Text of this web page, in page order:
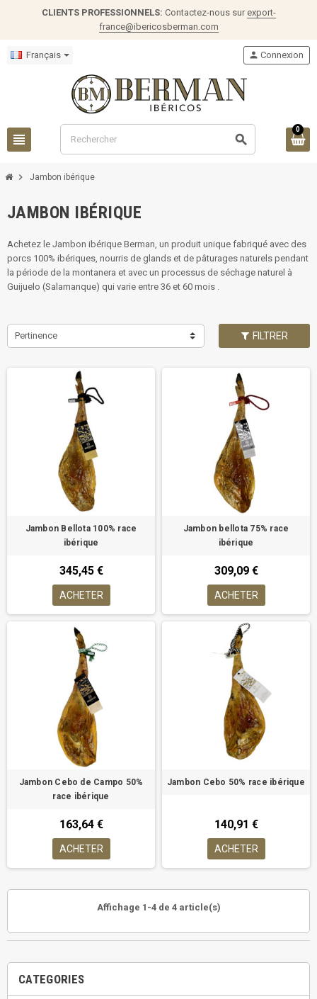
CLIENTS PROFESSIONNELS: Contactez-nous sur export-
france@ibericosberman.com
Français
view_headline search
person Connexion
0
chevron_right Jambon ibérique
CATEGORIES
JAMBON IBÉRIQUE
Achetez le Jambon ibérique Berman, un produit unique fabriqué avec des
porcs 100% ibériques, nourris de glands et de pâturages naturels pendant
la période de la montanera et avec un processus de séchage naturel à
Guijuelo (Salamanque) qui varie entre 36 et 60 mois .
Pertinence FILTRER
Jambon Bellota 100% race
ibérique
345,45 €
ACHETER
Jambon bellota 75% race
ibérique
309,09 €
ACHETER
Jambon Cebo de Campo 50%
race ibérique
163,64 €
ACHETER
Jambon Cebo 50% race ibérique
140,91 €
ACHETER
Affichage 1-4 de 4 article(s)